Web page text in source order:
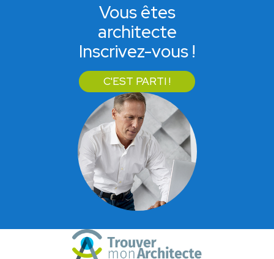
Vous êtes
architecte
Inscrivez-vous !
C'EST PARTI !